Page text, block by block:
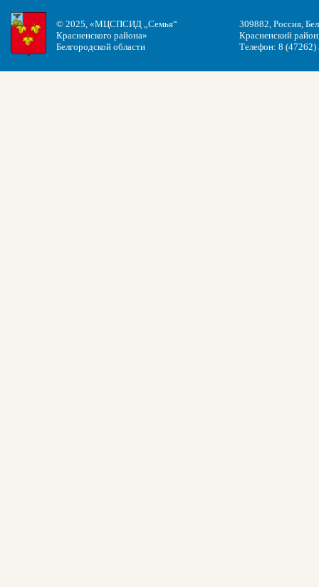
© 2025, «МЦСПСИД „Семья“
Красненского района»
Белгородской области
309882, Россия,
Красненский
Телефон: 8 (47262)